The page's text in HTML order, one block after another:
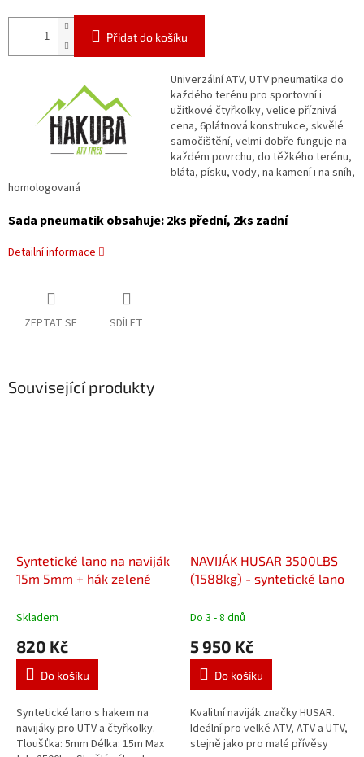
Přidat do košíku
Univerzální ATV, UTV pneumatika do
každého terénu pro sportovní i
užitkové čtyřkolky, velice příznivá
cena, 6plátnová konstrukce, skvělé
samočištění, velmi dobře funguje na
každém povrchu, do těžkého terénu,
bláta, písku, vody, na kamení i na sníh,
homologovaná
Sada pneumatik obsahuje: 2ks přední, 2ks zadní
Detailní informace
ZEPTAT SE SDÍLET
Související produkty
Syntetické lano na naviják
15m 5mm + hák zelené
Skladem
820 Kč
Do košíku
Syntetické lano s hakem na
navijáky pro UTV a čtyřkolky.
Tloušťka: 5mm Délka: 15m Max
NAVIJÁK HUSAR 3500LBS
(1588kg) - syntetické lano
Do 3 - 8 dnů
5 950 Kč
Do košíku
Kvalitní naviják značky HUSAR.
Ideální pro velké ATV, ATV a UTV,
stejně jako pro malé přívěsy